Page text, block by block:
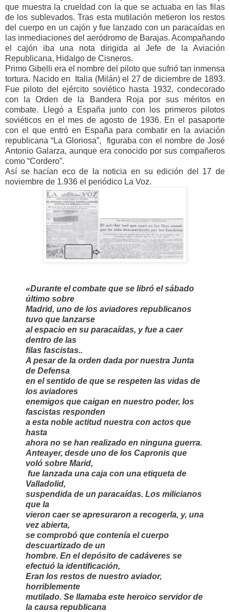
que muestra la crueldad con la que se actuaba en las filas
de los sublevados. Tras esta mutilación metieron los restos
del cuerpo en un cajón y fue lanzado con un paracaídas en
las inmediaciones del aeródromo de Barajas. Acompañando
el cajón iba una nota dirigida al Jefe de la Aviación
Republicana, Hidalgo de Cisneros.
Primo Gibelli era el nombre del piloto que sufrió tan inmensa
tortura. Nacido en Italia (Milán) el 27 de diciembre de 1893.
Fue piloto del ejército soviético hasta 1932, condecorado
con la Orden de la Bandera Roja por sus méritos en
combate. Llegó a España junto con los primeros pilotos
soviéticos en el mes de agosto de 1936. En el pasaporte
con el que entró en España para combatir en la aviación
republicana “La Gloriosa”, figuraba con el nombre de José
Antonio Galarza, aunque era conocido por sus compañeros
como “Cordero”.
Así se hacían eco de la noticia en su edición del 17 de
noviembre de 1.936 el periódico La Voz.
«Durante el combate que se libró el sábado
último sobre
Madrid, uno de los aviadores republicanos
tuvo que lanzarse
al espacio en su paracaídas, y fue a caer
dentro de las
filas fascistas..
A pesar de la orden dada por nuestra Junta
de Defensa
en el sentido de que se respeten las vidas de
los aviadores
enemigos que caigan en nuestro poder, los
fascistas responden
a esta noble actitud nuestra con actos que
hasta
ahora no se han realizado en ninguna guerra.
Anteayer, desde uno de los Capronis que
voló sobre Marid,
fue lanzada una caja con una etiqueta de
Valladolid,
suspendida de un paracaídas. Los milicianos
que la
vieron caer se apresuraron a recogerla, y, una
vez abierta,
se comprobó que contenía el cuerpo
descuartizado de un
hombre. En el depósito de cadáveres se
efectuó la identificación,
Eran los restos de nuestro aviador,
horriblemente
mutilado. Se llamaba este heroico servidor de
la causa republicana